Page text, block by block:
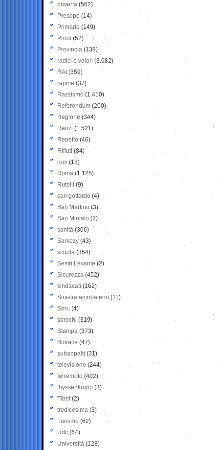
povertà (502)
Presepe (14)
Primarie (149)
Prodi (52)
Provincia (139)
radici e valori (3.682)
RAI (359)
rapine (37)
Razzismo (1.410)
Referendum (200)
Regione (344)
Renzi (1.521)
Repetto (46)
Rifiuti (84)
rom (13)
Roma (1.125)
Rutelli (9)
san gottardo (4)
San Martino (3)
San Miniato (2)
sanità (306)
Sarkozy (43)
scuola (354)
Sestri Levante (2)
Sicurezza (452)
sindacati (162)
Sinistra arcobaleno (11)
Soru (4)
sprechi (319)
Stampa (373)
Storace (47)
subappalti (31)
televisione(244)
terremoto (402)
thyssenkrupp (3)
Tibet(2)
tredicesima (3)
Turismo (62)
Udc (64)
Università (128)